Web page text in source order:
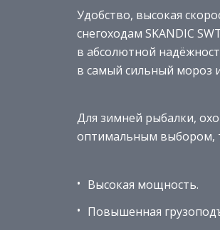
Удобство, высокая
снегоходам SKANDIC
в абсолютной
в самый сильный мороз
Для зимней рыбалки,
оптимальным выбором,
Высокая мощность.
Повышенная